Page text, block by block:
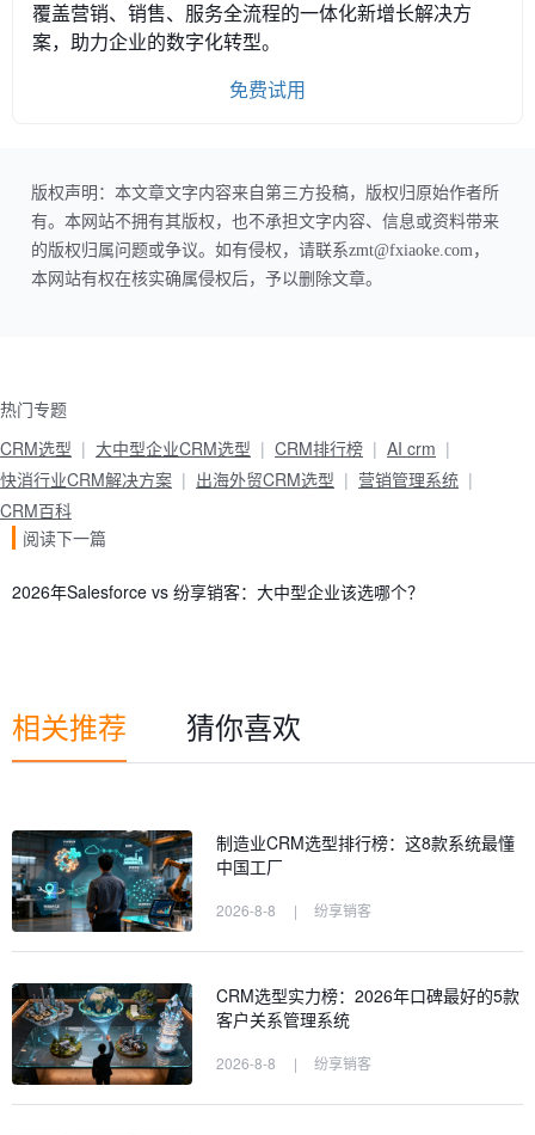
覆盖营销、销售、服务全流程的一体化新增长解决方
案，助力企业的数字化转型。
免费试用
版权声明：本文章文字内容来自第三方投稿，版权归原始作者所
有。本网站不拥有其版权，也不承担文字内容、信息或资料带来
的版权归属问题或争议。如有侵权，请联系zmt@fxiaoke.com，
本网站有权在核实确属侵权后，予以删除文章。
热门专题
CRM选型
大中型企业CRM选型 CRM排行榜
AI crm
快消行业CRM解决方案
出海外贸CRM选型
营销管理系统
CRM百科
阅读下一篇
2026年Salesforce vs 纷享销客：大中型企业该选哪个？
相关推荐 猜你喜欢
制造业CRM选型排行榜：这8款系统最懂
中国工厂
2026-8-8 | 纷享销客
CRM选型实力榜：2026年口碑最好的5款
客户关系管理系统
2026-8-8 | 纷享销客